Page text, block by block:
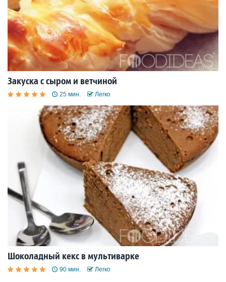
Закуска с сыром и ветчиной
25 мин. Легко
Шоколадный кекс в мультиварке
90 мин. Легко